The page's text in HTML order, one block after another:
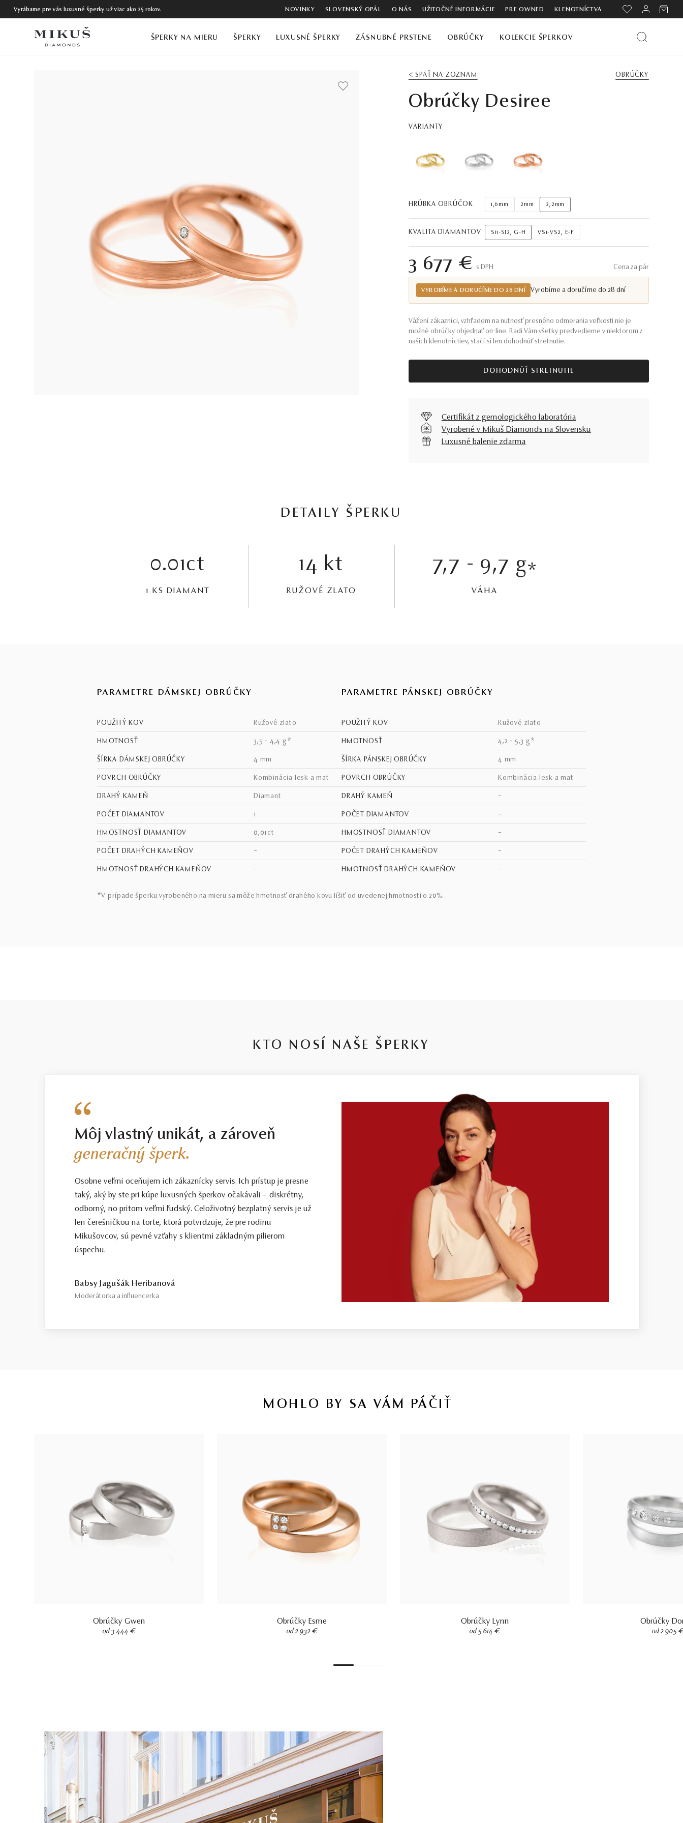
Vyrábame pre vás luxusné šperky už viac ako 25 rokov. NOVINKY SLOVENSKÝ OPÁL O NÁS UŽITOČNÉ INFORMÁCIE PRE OWNED KLENOTNÍCTVA
ŠPERKY NA MIERU ŠPERKY LUXUSNÉ ŠPERKY ZÁSNUBNÉ PRSTENE OBRÚČKY KOLEKCIE ŠPERKOV
< SPÄŤ NA ZOZNAM OBRÚČKY
Obrúčky Desiree
VARIANTY
HRÚBKA OBRÚČOK 1,6mm 2mm 2,2mm
KVALITA DIAMANTOV Si1-SI2, G-H VS1-VS2, E-F
3 677 € S DPH Cena za pár
VYROBÍME A DORUČÍME DO 28 DNÍ Vyrobíme a doručíme do 28 dní
Vážení zákazníci, vzhľadom na nutnosť presného odmerania veľkosti nie je
možné obrúčky objednať on-line. Radi Vám všetky predvedieme v niektorom z
našich klenotníctiev, stačí si len dohodnúť stretnutie.
DOHODNÚŤ STRETNUTIE
Certifikát z gemologického laboratória
Vyrobené v Mikuš Diamonds na Slovensku
Luxusné balenie zdarma
DETAILY ŠPERKU
0.01ct
1 KS DIAMANT
14 kt
RUŽOVÉ ZLATO
7,7 - 9,7 g*
VÁHA
PARAMETRE DÁMSKEJ OBRÚČKY
POUŽITÝ KOV ružové zlato
HMOTNOSŤ 3,5 - 4,4 g*
ŠÍRKA DÁMSKEJ OBRÚČKY 4 mm
POVRCH OBRÚČKY kombinácia lesk a mat
DRAHÝ KAMEŇ diamant
POČET DIAMANTOV 1
HMOSTNOSŤ DIAMANTOV 0,01ct
POČET DRAHÝCH KAMEŇOV –
HMOTNOSŤ DRAHÝCH KAMEŇOV –
PARAMETRE PÁNSKEJ OBRÚČKY
POUŽITÝ KOV ružové zlato
HMOTNOSŤ 4,2 - 5,3 g*
ŠÍRKA PÁNSKEJ OBRÚČKY 4 mm
POVRCH OBRÚČKY kombinácia lesk a mat
DRAHÝ KAMEŇ –
POČET DIAMANTOV –
HMOSTNOSŤ DIAMANTOV –
POČET DRAHÝCH KAMEŇOV –
HMOTNOSŤ DRAHÝCH KAMEŇOV –
*V prípade šperku vyrobeného na mieru sa môže hmotnosť drahého kovu líšiť od uvedenej hmotnosti o 20%.
KTO NOSÍ NAŠE ŠPERKY
Môj vlastný unikát, a zároveň
generačný šperk.
Osobne veľmi oceňujem ich zákaznícky servis. Ich prístup je presne
taký, aký by ste pri kúpe luxusných šperkov očakávali – diskrétny,
odborný, no pritom veľmi ľudský. Celoživotný bezplatný servis je už
len čerešničkou na torte, ktorá potvrdzuje, že pre rodinu
Mikušovcov, sú pevné vzťahy s klientmi základným pilierom
úspechu.
Babsy Jagušák Heribanová
Moderátorka a influencerka
MOHLO BY SA VÁM PÁČIŤ
Obrúčky Gwen
od 3 444 €
Obrúčky Esme
od 2 932 €
Obrúčky Lynn
od 5 614 €
Obrúčky
od 2 905